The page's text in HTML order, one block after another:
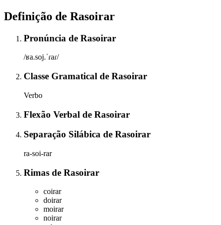
Definição de Rasoirar
Pronúncia de Rasoirar
/ʁa.soj.ˈɾaɾ/
Classe Gramatical de Rasoirar
Verbo
Flexão Verbal de Rasoirar
Separação Silábica de Rasoirar
ra-soi-rar
Rimas de Rasoirar
coirar
doirar
moirar
noirar